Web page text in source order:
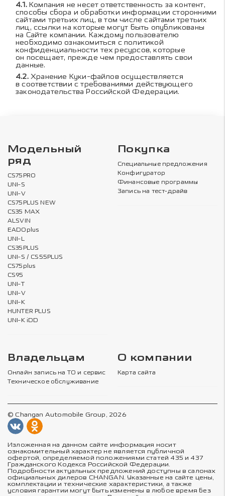
Компания не несет ответственность за контент,
способы сбора и обработки информации сторонними
сайтами третьих лиц, в том числе сайтами третьих
лиц, ссылки на которые могут быть опубликованы
на Сайте компании. Каждому пользователю
необходимо ознакомиться с политикой
конфиденциальности тех ресурсов, которые
он посещает, прежде чем предоставлять свои
данные.
Хранение Куки-файлов осуществляется
в соответствии с требованиями действующего
законодательства Российской Федерации.
Модельный
ряд
CS75PRO
UNI-S
UNI-V
CS75PLUS NEW
CS35 MAX
ALSVIN
EADOplus
UNI-L
CS35PLUS
UNI-S / CS55PLUS
CS75plus
CS95
UNI-T
UNI-V
UNI-K
HUNTER PLUS
UNI-K iDD
Покупка
Специальные предложения
Конфигуратор
Финансовые программы
Запись на тест-драйв
Владельцам
Онлайн запись на ТО и сервис
Техническое обслуживание
О компании
Карта сайта
© Changan Automobile Group, 2026
Изложенная на данном сайте информация носит
ознакомительный характер не является публичной
офертой, определяемой положениями статей 435 и 437
Гражданского Кодекса Российской Федерации.
Подробности актуальных предложений доступны в салонах
официальных дилеров CHANGAN. Указанные на сайте цены,
комплектации и технические характеристики, а также
условия гарантии могут быть изменены в любое время без